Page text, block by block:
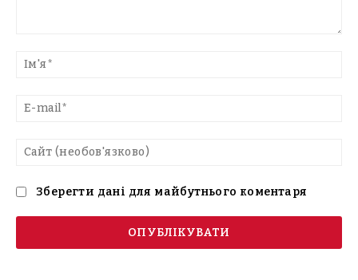
текст
Зберегти дані для майбутнього коментаря